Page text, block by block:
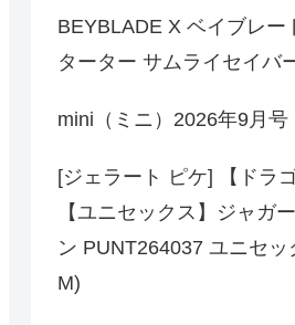
BEYBLADE X ベイブレー
ターター サムライセイバ
mini（ミニ）2026年9月号
[ジェラート ピケ] 【ドラ
【ユニセックス】ジャガ
ン PUNT264037 ユニセ
M)